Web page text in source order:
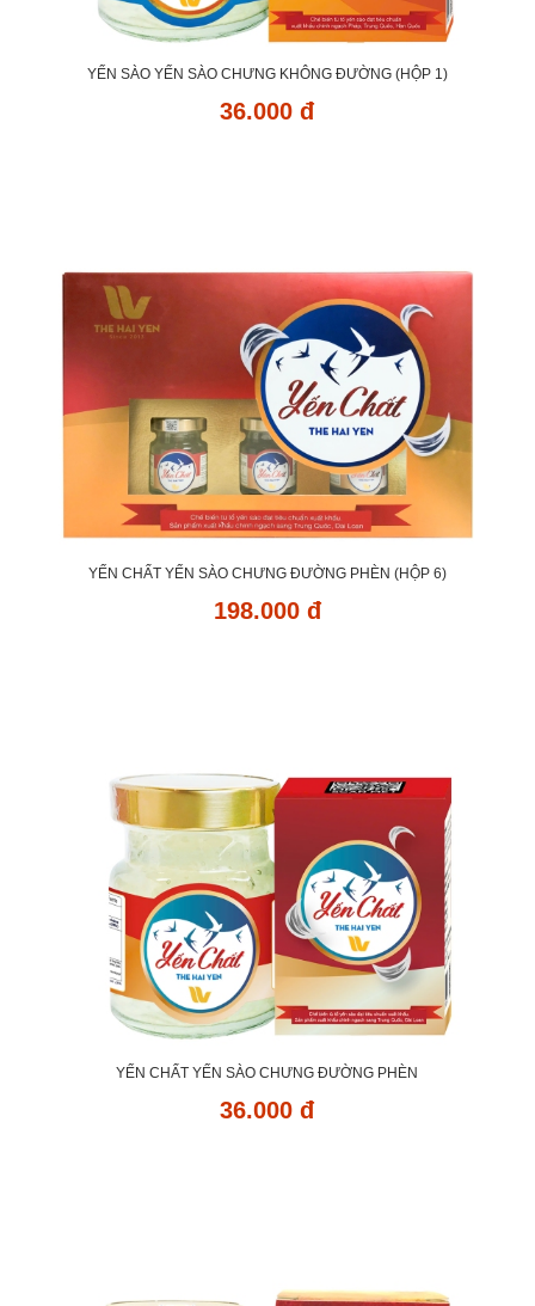
YẾN SÀO YẾN SÀO CHƯNG KHÔNG ĐƯỜNG (HỘP 1)
36.000 đ
YẾN CHẤT YẾN SÀO CHƯNG ĐƯỜNG PHÈN (HỘP 6)
198.000 đ
YẾN CHẤT YẾN SÀO CHƯNG ĐƯỜNG PHÈN
36.000 đ